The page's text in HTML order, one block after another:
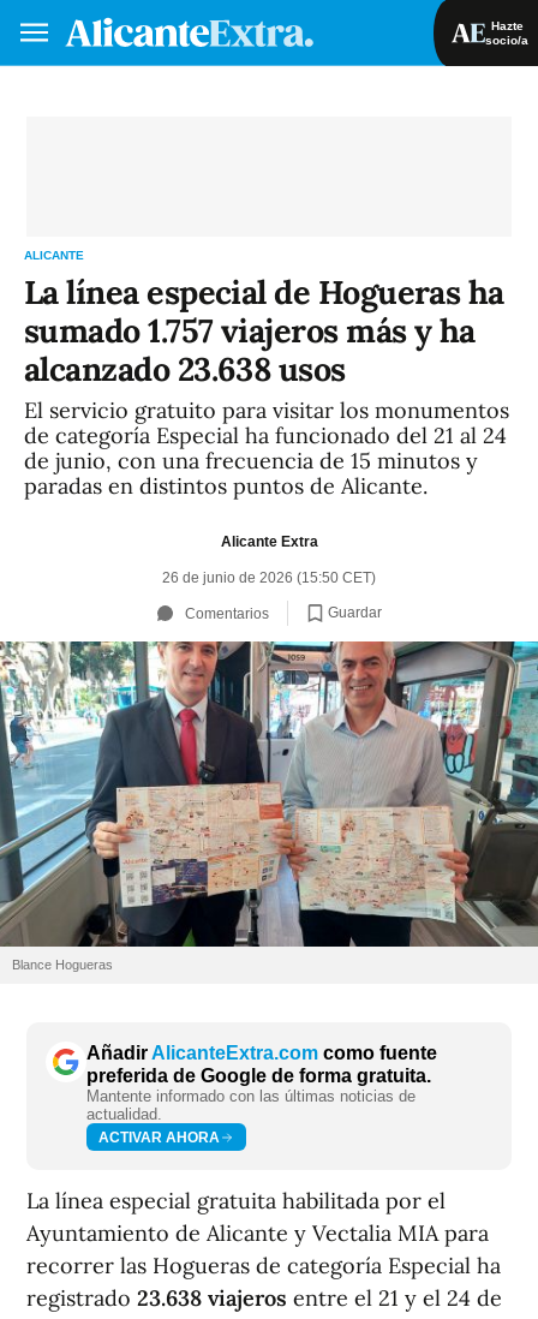
Hazte
socio/a
ALICANTE
La línea especial de Hogueras ha
sumado 1.757 viajeros más y ha
alcanzado 23.638 usos
El servicio gratuito para visitar los monumentos
de categoría Especial ha funcionado del 21 al 24
de junio, con una frecuencia de 15 minutos y
paradas en distintos puntos de Alicante.
Alicante Extra
26 de junio de 2026 (15:50 CET)
Comentarios Guardar
Blance Hogueras
AñadirAlicanteExtra.com como fuente
preferida de Google de forma gratuita.
Mantente informado con las últimas noticias de
actualidad.
ACTIVAR AHORA
La línea especial gratuita habilitada por el
Ayuntamiento de Alicante y Vectalia MIA para
recorrer las Hogueras de categoría Especial ha
registrado 23.638 viajeros entre el 21 y el 24 de